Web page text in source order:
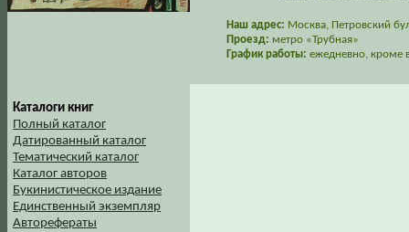
Наш адрес: Москва, Петровский
Проезд: метро «Трубная»
График работы: ежедневно, кроме
Каталоги книг
Полный каталог
Датированный каталог
Тематический каталог
Каталог авторов
Букинистическое издание
Единственный экземпляр
Авторефераты